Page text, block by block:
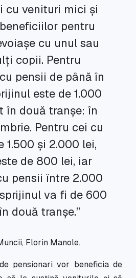
cu venituri mici și
pentru
cu unul sau
copii. Pentru
pensii de până în
este de 1.000
în două tranșe: în
Pentru cei cu
1.500 și 2.000 lei,
de 800 lei, iar
pensii între 2.000
va fi de 600
două tranșe.”
Florin Manole.
pensionari vor beneficia de